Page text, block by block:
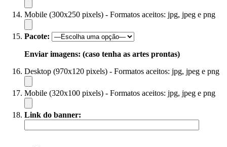
Mobile (300x250 pixels) - Formatos aceitos: jpg, jpeg e png
Pacote:
Enviar imagens: (caso tenha as artes prontas)
Desktop (970x120 pixels) - Formatos aceitos: jpg, jpeg e png
Mobile (320x100 pixels) - Formatos aceitos: jpg, jpeg e png
Link do banner: